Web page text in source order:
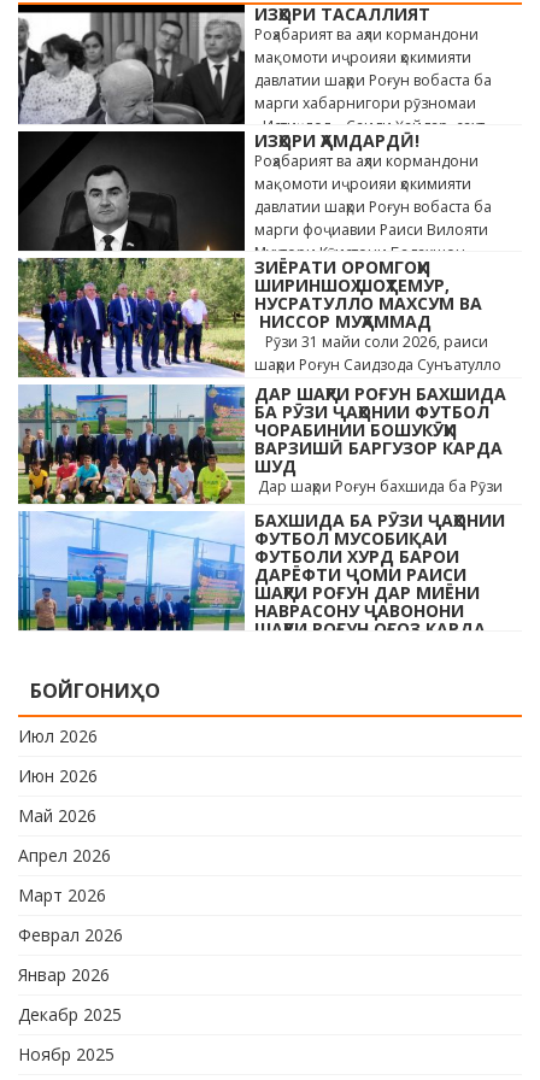
ИЗҲОРИ ТАСАЛЛИЯТ
Роҳабарият ва аҳли кормандони
мақомоти иҷроияи ҳокимияти
давлатии шаҳри Роғун вобаста ба
марги хабарнигори рӯзномаи
«Истиқлол» Саиди Ҳайдар, сахт
андӯҳгин …
ИЗҲОРИ ҲАМДАРДӢ!
Роҳабарият ва аҳли кормандони
мақомоти иҷроияи ҳокимияти
давлатии шаҳри Роғун вобаста ба
марги фоҷиавии Раиси Вилояти
Мухтори Кӯҳистони Бадахшон
Алишер …
ЗИЁРАТИ ОРОМГОҲИ
ШИРИНШОҲ ШОҲТЕМУР,
НУСРАТУЛЛО МАХСУМ ВА
НИССОР МУҲАММАД
Рӯзи 31 майи соли 2026, раиси
шаҳри Роғун Саидзода Сунъатулло
бо ҳайъати кормандони дастгоҳи
раиси шаҳр ва роҳбарони мақомотҳои
…
ДАР ШАҲРИ РОҒУН БАХШИДА
БА РӮЗИ ҶАҲОНИИ ФУТБОЛ
ЧОРАБИНИИ БОШУКӮҲИ
ВАРЗИШӢ БАРГУЗОР КАРДА
ШУД
Дар шаҳри Роғун бахшида ба Рӯзи
ҷавонони Тоҷикистон ва Рӯзи
ҷаҳонии футбол бо иштироки 10
даста мусобиқаи кушоди шаҳри аз …
БАХШИДА БА РӮЗИ ҶАҲОНИИ
ФУТБОЛ МУСОБИҚАИ
ФУТБОЛИ ХУРД БАРОИ
ДАРЁФТИ ҶОМИ РАИСИ
ШАҲРИ РОҒУН ДАР МИЁНИ
НАВРАСОНУ ҶАВОНОНИ
ШАҲРИ РОҒУН ОҒОЗ КАРДА
ҷаҳонии футбол бо иштироки 10
БОЙГОНИҲО
Июл 2026
Июн 2026
Май 2026
Апрел 2026
Март 2026
Феврал 2026
Январ 2026
Декабр 2025
Ноябр 2025